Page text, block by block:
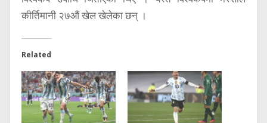
कीर्तिमानी २७औं खेल खेलेका छन् ।
Related